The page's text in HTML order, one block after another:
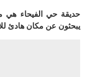
حديقة حي الفيحاء هي
يبحثون عن مكان هادئ